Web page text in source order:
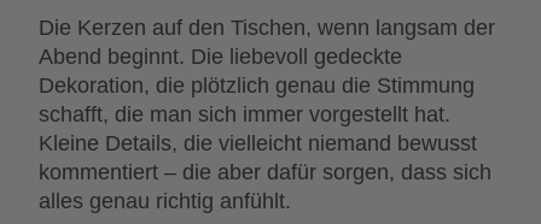
Die Kerzen auf den Tischen, wenn langsam der
Abend beginnt. Die liebevoll gedeckte
Dekoration, die plötzlich genau die Stimmung
schafft, die man sich immer vorgestellt hat.
Kleine Details, die vielleicht niemand bewusst
kommentiert – die aber dafür sorgen, dass sich
alles genau richtig anfühlt.